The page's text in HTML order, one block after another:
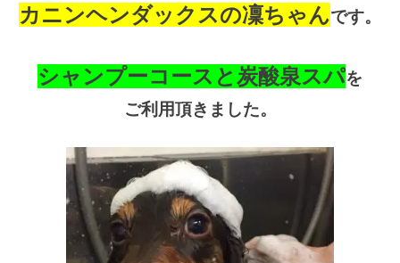
カニンヘンダックスの凜ちゃんです。
シャンプーコースと炭酸泉スパを
ご利用頂きました。